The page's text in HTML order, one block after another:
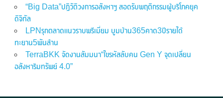
“Big Data”ปฏิวัติวงการอสังหาฯ สอดรับพฤติกรรมผู้บริโภคยุค
ดิจิทัล
LPNรุกตลาดแนวราบพรีเมี่ยม บูมบ้าน365คาด3ปีรายได้
ทะยาน5พันล้าน
TerraBKK จัดงานสัมมนา“ไขรหัสลับคน Gen Y จุดเปลี่ยน
อสังหาริมทรัพย์ 4.0”